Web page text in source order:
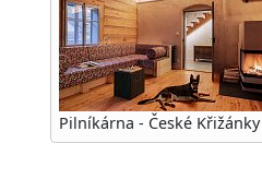
Pilníkárna - České Křižánky